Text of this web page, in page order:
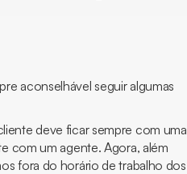
aconselhável seguir algumas
deve ficar sempre com uma
com um agente. Agora, além
fora do horário de trabalho dos